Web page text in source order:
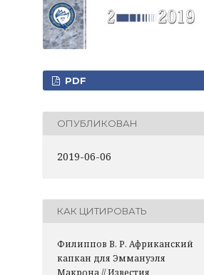
PDF
ОПУБЛИКОВАН
2019-06-06
КАК ЦИТИРОВАТЬ
Филиппов В. Р. Африканский
капкан для Эммануэля
Макрона // Известия